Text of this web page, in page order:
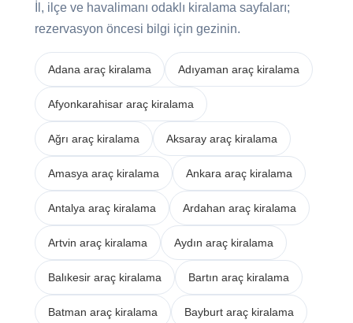
İl, ilçe ve havalimanı odaklı kiralama sayfaları;
rezervasyon öncesi bilgi için gezinin.
Adana araç kiralama Adıyaman araç kiralama
Afyonkarahisar araç kiralama
Ağrı araç kiralama Aksaray araç kiralama
Amasya araç kiralama Ankara araç kiralama
Antalya araç kiralama Ardahan araç kiralama
Artvin araç kiralama Aydın araç kiralama
Balıkesir araç kiralama Bartın araç kiralama
Batman araç kiralama Bayburt araç kiralama